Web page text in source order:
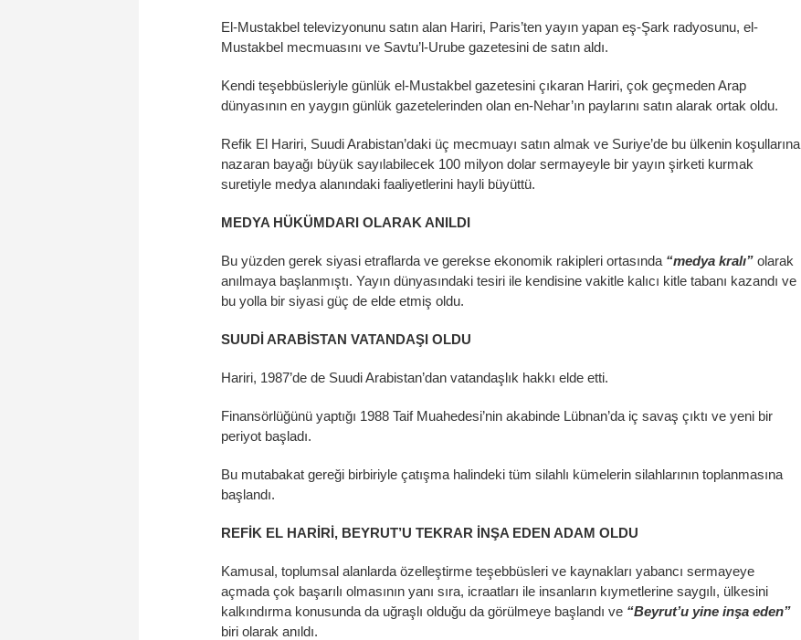
El-Mustakbel televizyonunu satın alan Hariri, Paris’ten yayın yapan eş-Şark radyosunu, el-
Mustakbel mecmuasını ve Savtu’l-Urube gazetesini de satın aldı.
Kendi teşebbüsleriyle günlük el-Mustakbel gazetesini çıkaran Hariri, çok geçmeden Arap
dünyasının en yaygın günlük gazetelerinden olan en-Nehar’ın paylarını satın alarak ortak oldu.
Refik El Hariri, Suudi Arabistan’daki üç mecmuayı satın almak ve Suriye’de bu ülkenin koşullarına
nazaran bayağı büyük sayılabilecek 100 milyon dolar sermayeyle bir yayın şirketi kurmak
suretiyle medya alanındaki faaliyetlerini hayli büyüttü.
MEDYA HÜKÜMDARI OLARAK ANILDI
Bu yüzden gerek siyasi etraflarda ve gerekse ekonomik rakipleri ortasında “medya kralı” olarak
anılmaya başlanmıştı. Yayın dünyasındaki tesiri ile kendisine vakitle kalıcı kitle tabanı kazandı ve
bu yolla bir siyasi güç de elde etmiş oldu.
SUUDİ ARABİSTAN VATANDAŞI OLDU
Hariri, 1987’de de Suudi Arabistan’dan vatandaşlık hakkı elde etti.
Finansörlüğünü yaptığı 1988 Taif Muahedesi’nin akabinde Lübnan’da iç savaş çıktı ve yeni bir
periyot başladı.
Bu mutabakat gereği birbiriyle çatışma halindeki tüm silahlı kümelerin silahlarının toplanmasına
başlandı.
REFİK EL HARİRİ, BEYRUT’U TEKRAR İNŞA EDEN ADAM OLDU
Kamusal, toplumsal alanlarda özelleştirme teşebbüsleri ve kaynakları yabancı sermayeye
açmada çok başarılı olmasının yanı sıra, icraatları ile insanların kıymetlerine saygılı, ülkesini
kalkındırma konusunda da uğraşlı olduğu da görülmeye başlandı ve “Beyrut’u yine inşa eden”
biri olarak anıldı.